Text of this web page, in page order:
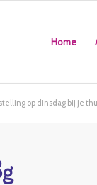
Home
op dinsdag bij je